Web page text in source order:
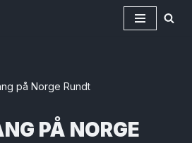
på Norge Rundt
PÅ NORGE